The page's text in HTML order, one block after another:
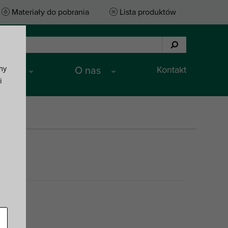
Materiały do pobrania Lista produktów
O nas Kontakt